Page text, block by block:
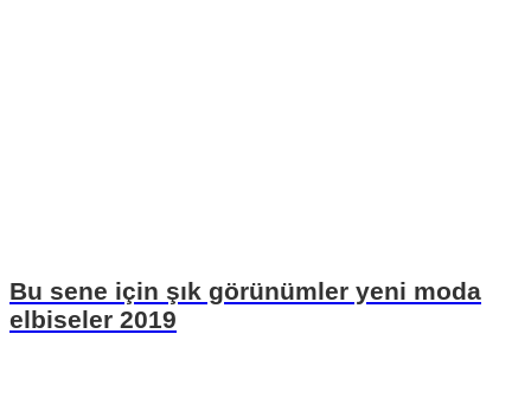
Bu sene için şık görünümler yeni moda
elbiseler 2019